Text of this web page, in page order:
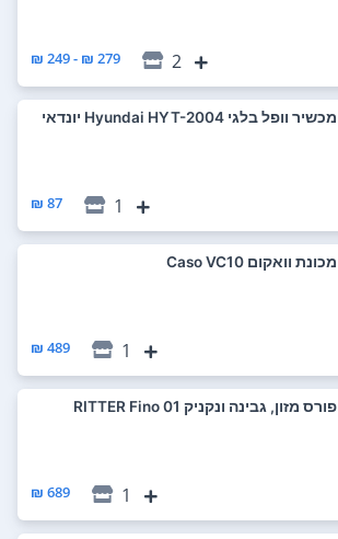
2
279 ₪ - 249 ₪
‏מכשיר וופל בלגי Hyundai HYT-2004 יונדאי
1
87 ₪
‏מכונת וואקום Caso VC10
1
489 ₪
‏פורס מזון, גבינה ונקניק RITTER Fino 01
1
689 ₪